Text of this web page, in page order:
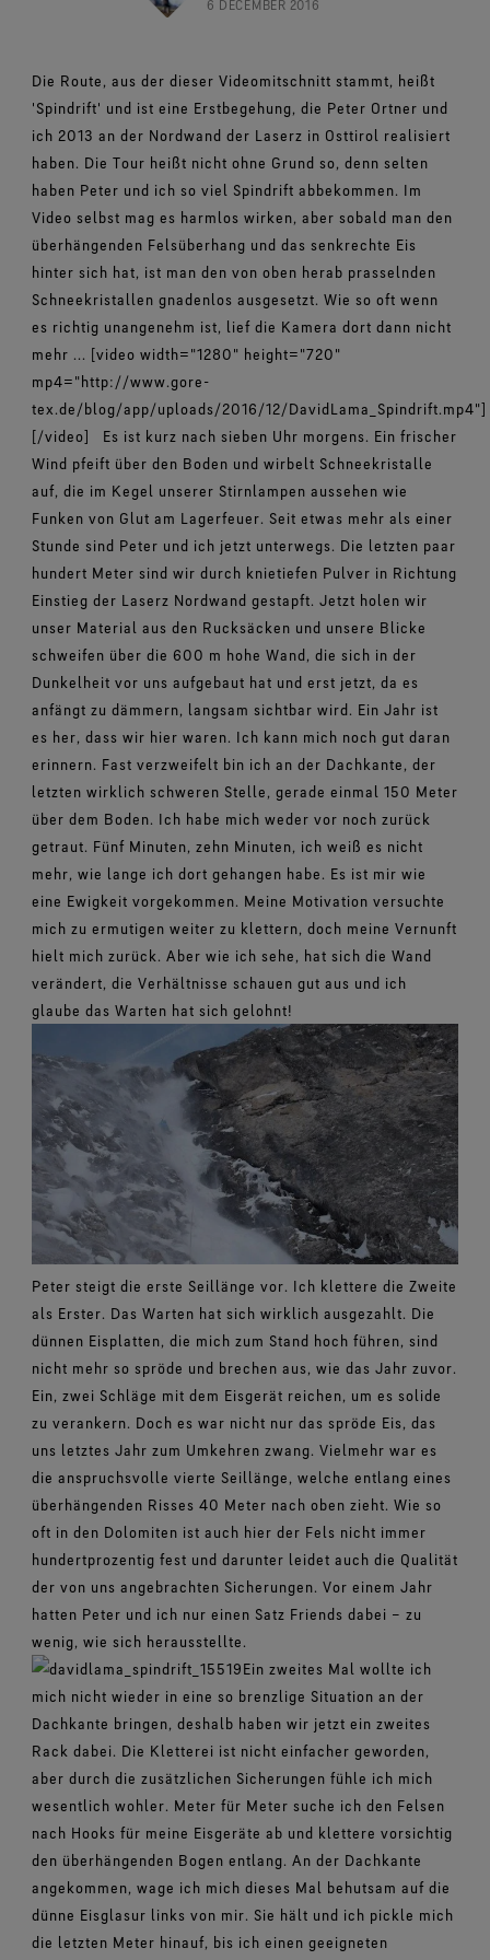
Virtuelle Labortour
Herausforderungen meistern.
Absolut winddicht. Hoch atmungsaktiv.
Alle Technologien für Bekleidung entdecken
Optimale Passform, angenehmes Tragegefühl.
GORE‑TEX® SURROUND® Schuhe
Rundum atmungsaktive Schuhe.
Alle Technologien für Schuhe entdecken
Eng anliegende Passform. Bessere Kontrolle. Zum
Anlassen gemacht.
WINDSTOPPER® Handschuhe by GORE‑TEX LABS®
Absolut winddicht. Einzigartiger Komfort.
Alle Technologien für Handschuhe entdecken
Breaking Trails Serie
Reparaturinformationen
Garantie und Rückgabe
Häufig gestellte Fragen
6 DECEMBER 2016
Die Route, aus der dieser Videomitschnitt stammt, heißt
'Spindrift' und ist eine Erstbegehung, die Peter Ortner und
ich 2013 an der Nordwand der Laserz in Osttirol realisiert
haben. Die Tour heißt nicht ohne Grund so, denn selten
haben Peter und ich so viel Spindrift abbekommen. Im
Video selbst mag es harmlos wirken, aber sobald man den
überhängenden Felsüberhang und das senkrechte Eis
hinter sich hat, ist man den von oben herab prasselnden
Schneekristallen gnadenlos ausgesetzt. Wie so oft wenn
es richtig unangenehm ist, lief die Kamera dort dann nicht
mehr ... [video width="1280" height="720"
mp4="http://www.gore-
tex.de/blog/app/uploads/2016/12/DavidLama_Spindrift.mp4"]
[/video] Es ist kurz nach sieben Uhr morgens. Ein frischer
Wind pfeift über den Boden und wirbelt Schneekristalle
auf, die im Kegel unserer Stirnlampen aussehen wie
Funken von Glut am Lagerfeuer. Seit etwas mehr als einer
Stunde sind Peter und ich jetzt unterwegs. Die letzten paar
hundert Meter sind wir durch knietiefen Pulver in Richtung
Einstieg der Laserz Nordwand gestapft. Jetzt holen wir
unser Material aus den Rucksäcken und unsere Blicke
schweifen über die 600 m hohe Wand, die sich in der
Dunkelheit vor uns aufgebaut hat und erst jetzt, da es
anfängt zu dämmern, langsam sichtbar wird. Ein Jahr ist
es her, dass wir hier waren. Ich kann mich noch gut daran
erinnern. Fast verzweifelt bin ich an der Dachkante, der
letzten wirklich schweren Stelle, gerade einmal 150 Meter
über dem Boden. Ich habe mich weder vor noch zurück
getraut. Fünf Minuten, zehn Minuten, ich weiß es nicht
mehr, wie lange ich dort gehangen habe. Es ist mir wie
eine Ewigkeit vorgekommen. Meine Motivation versuchte
mich zu ermutigen weiter zu klettern, doch meine Vernunft
hielt mich zurück. Aber wie ich sehe, hat sich die Wand
verändert, die Verhältnisse schauen gut aus und ich
glaube das Warten hat sich gelohnt!
Peter steigt die erste Seillänge vor. Ich klettere die Zweite
als Erster. Das Warten hat sich wirklich ausgezahlt. Die
dünnen Eisplatten, die mich zum Stand hoch führen, sind
nicht mehr so spröde und brechen aus, wie das Jahr zuvor.
Ein, zwei Schläge mit dem Eisgerät reichen, um es solide
zu verankern. Doch es war nicht nur das spröde Eis, das
uns letztes Jahr zum Umkehren zwang. Vielmehr war es
die anspruchsvolle vierte Seillänge, welche entlang eines
überhängenden Risses 40 Meter nach oben zieht. Wie so
oft in den Dolomiten ist auch hier der Fels nicht immer
hundertprozentig fest und darunter leidet auch die Qualität
der von uns angebrachten Sicherungen. Vor einem Jahr
hatten Peter und ich nur einen Satz Friends dabei – zu
wenig, wie sich herausstellte.
Ein zweites Mal wollte ich
mich nicht wieder in eine so brenzlige Situation an der
Dachkante bringen, deshalb haben wir jetzt ein zweites
Rack dabei. Die Kletterei ist nicht einfacher geworden,
aber durch die zusätzlichen Sicherungen fühle ich mich
wesentlich wohler. Meter für Meter suche ich den Felsen
nach Hooks für meine Eisgeräte ab und klettere vorsichtig
den überhängenden Bogen entlang. An der Dachkante
angekommen, wage ich mich dieses Mal behutsam auf die
dünne Eisglasur links von mir. Sie hält und ich pickle mich
die letzten Meter hinauf, bis ich einen geeigneten